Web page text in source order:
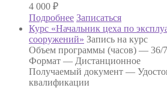
4 000 ₽
Подробнее Записаться
Курс «Начальник цеха по
сооружений» Запись на курс
Объем программы (часов) — 36/
Формат — Дистанционное
Получаемый документ —
квалификации